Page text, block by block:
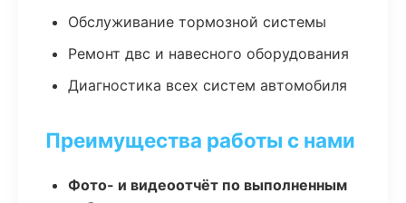
Обслуживание тормозной системы
Ремонт двс и навесного оборудования
Диагностика всех систем автомобиля
Преимущества работы с нами
Фото- и видеоотчёт по выполненным